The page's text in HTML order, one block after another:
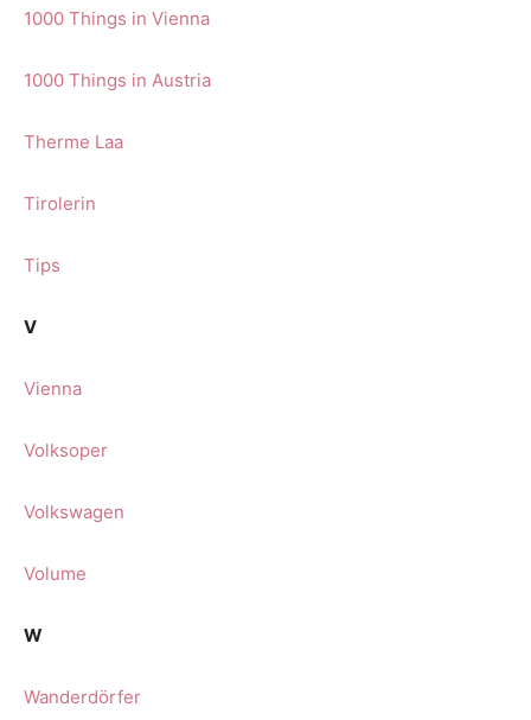
1000 Things in Vienna
1000 Things in Austria
Therme Laa
Tirolerin
Tips
V
Vienna
Volksoper
Volkswagen
Volume
W
Wanderdörfer